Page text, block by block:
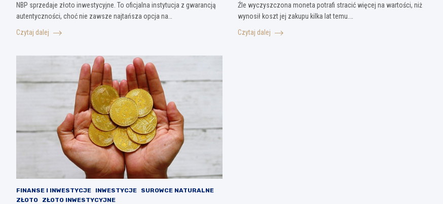
NBP sprzedaje złoto inwestycyjne. To oficjalna instytucja z gwarancją
autentyczności, choć nie zawsze najtańsza opcja na…
Czytaj dalej
Źle wyczyszczona moneta potrafi stracić więcej na wartości, niż
wynosił koszt jej zakupu kilka lat temu.…
Czytaj dalej
FINANSE I INWESTYCJE INWESTYCJE
SUROWCE NATURALNE
ZŁOTO
ZŁOTO INWESTYCYJNE